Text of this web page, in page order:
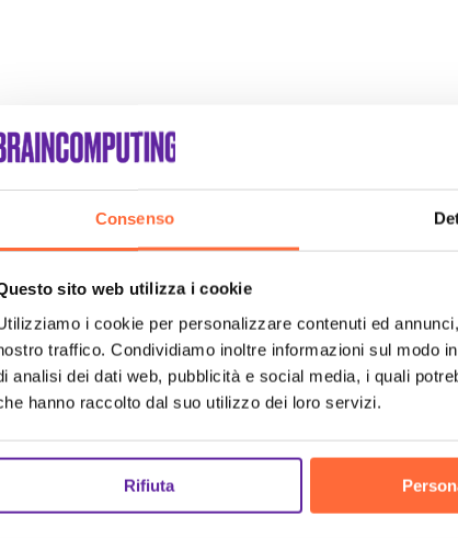
Consenso
sito web utilizza i cookie
i cookie per personalizzare contenuti ed
traffico. Condividiamo inoltre informazioni sul modo
analisi dei dati web, pubblicità e social media, i quali
hanno raccolto dal suo utilizzo dei loro servizi.
Rifiuta